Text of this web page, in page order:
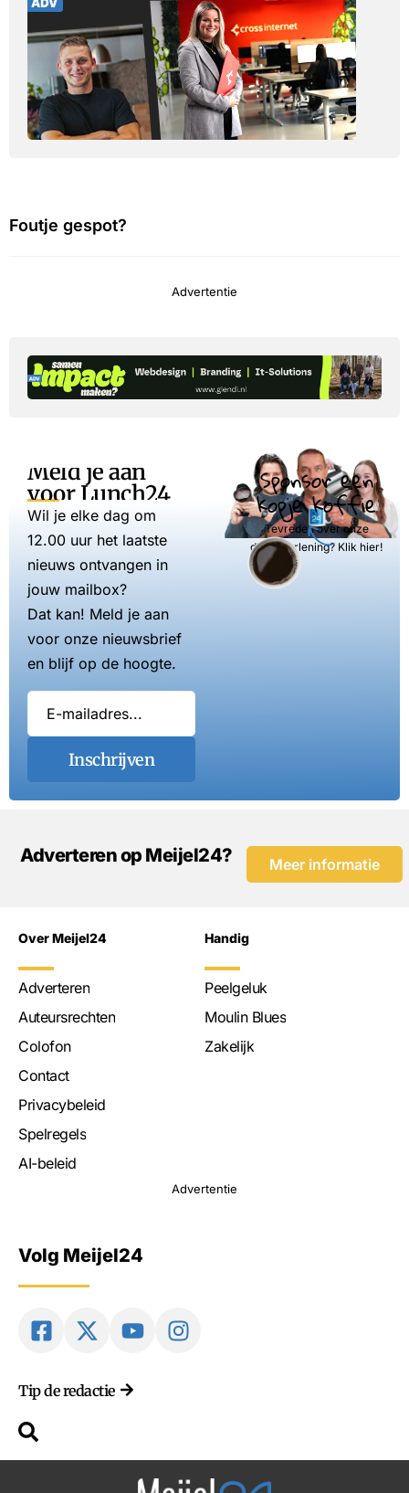
Foutje gespot?
Advertentie
Meld je aan
voor Lunch24
Wil je elke dag om
12.00 uur het laatste
nieuws ontvangen in
jouw mailbox?
Dat kan! Meld je aan
voor onze nieuwsbrief
en blijf op de hoogte.
Inschrijven
Sponsor een
kopje koffie
Tevreden over onze
dienstverlening? Klik hier!
Adverteren op Meijel24? Meer informatie
Over Meijel24
Adverteren
Auteursrechten
Colofon
Contact
Privacybeleid
Spelregels
AI-beleid
Handig
Peelgeluk
Moulin Blues
Zakelijk
Advertentie
Volg Meijel24
Tip de redactie